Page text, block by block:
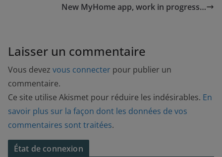
New MyHome app, work in progress…
Laisser un commentaire
Vous devez vous connecter pour publier un
commentaire.
Ce site utilise Akismet pour réduire les indésirables. En
savoir plus sur la façon dont les données de vos
commentaires sont traitées.
État de connexion